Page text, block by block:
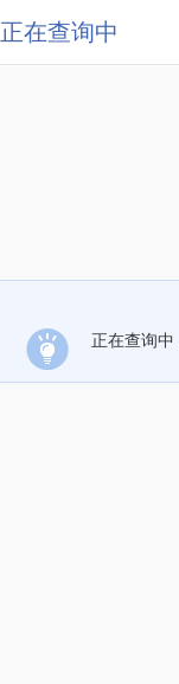
正在查询中
正在查询中